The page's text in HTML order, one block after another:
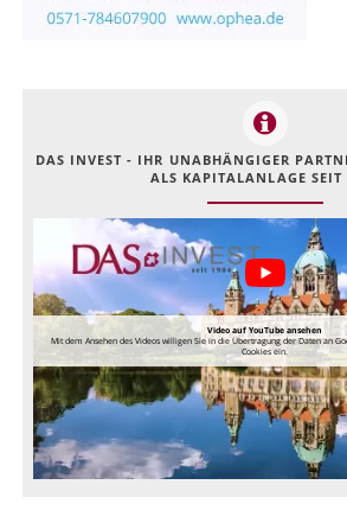
DAS INVEST - IHR UNABHÄNGIGER
ALS KAPITALANLAGE SEIT
Video auf YouTube ansehen
Mit dem Ansehen des Videos willigen Sie in die Übertragung der Daten an
Cookies ein.